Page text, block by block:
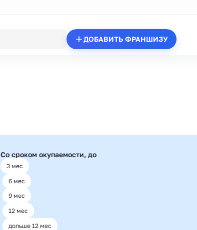
ДОБАВИТЬ ФРАНШИЗУ
Со сроком окупаемости, до
3 мес
6 мес
9 мес
12 мес
дольше 12 мес